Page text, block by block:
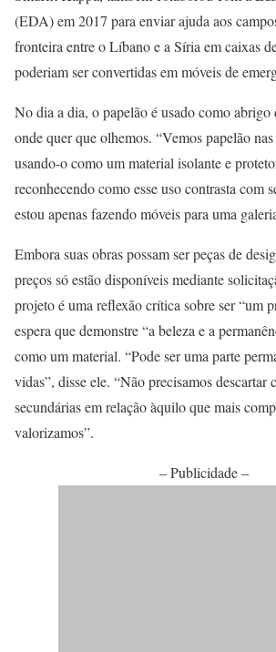
(EDA) em 2017 para enviar ajuda aos
fronteira entre o Líbano e a Síria em caixas
poderiam ser convertidas em móveis de
No dia a dia, o papelão é usado como abrigo
onde quer que olhemos. “Vemos papelão
usando-o como um material isolante e
reconhecendo como esse uso contrasta com
estou apenas fazendo móveis para uma
Embora suas obras possam ser peças de
preços só estão disponíveis mediante
projeto é uma reflexão crítica sobre ser “um
espera que demonstre “a beleza e a
como um material. “Pode ser uma parte
vidas”, disse ele. “Não precisamos descartar
secundárias em relação àquilo que mais
valorizamos”.
– Publicidade –